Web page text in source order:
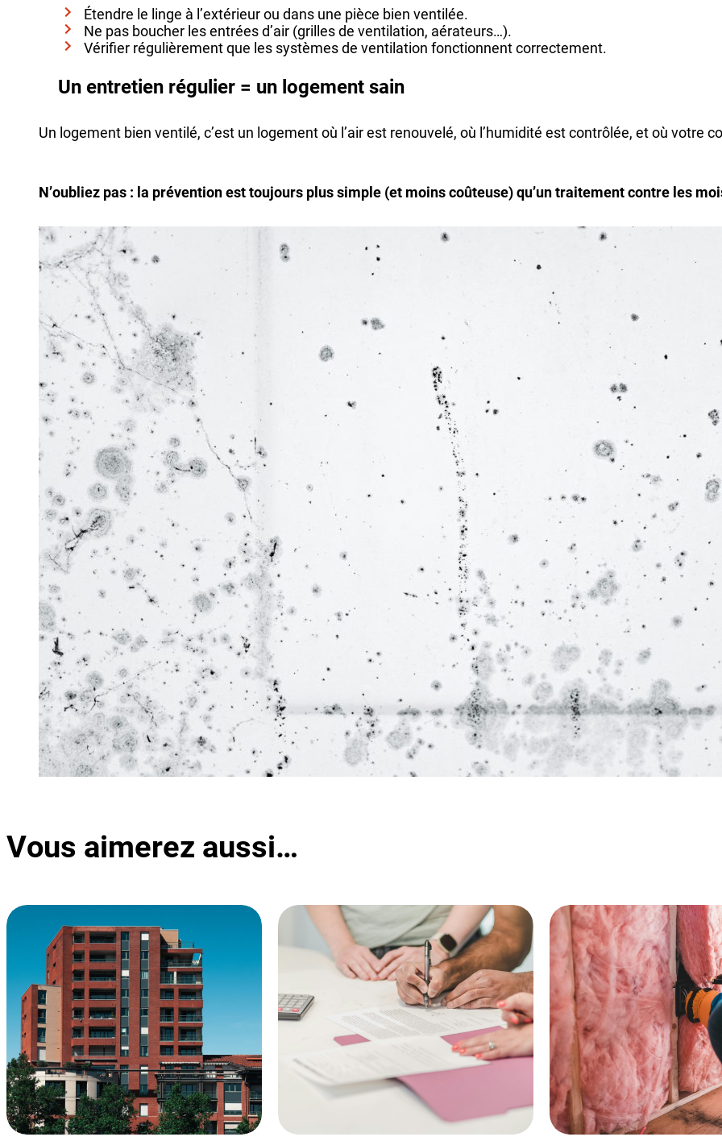
Étendre le linge à l’extérieur ou dans une pièce bien ventilée.
Ne pas boucher les entrées d’air (grilles de ventilation, aérateurs…).
Vérifier régulièrement que les systèmes de ventilation fonctionnent correctement.
Un entretien régulier = un logement sain
Un logement bien ventilé, c’est un logement où l’air est renouvelé, où l’humidité est contrôlée, et où votre
N’oubliez pas : la prévention est toujours plus simple (et moins coûteuse) qu’un traitement contre les
Vous aimerez aussi…